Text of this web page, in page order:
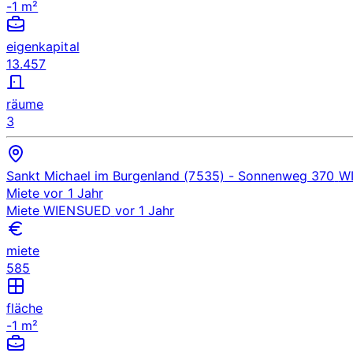
-1 m²
eigenkapital
13.457
räume
3
Sankt Michael im Burgenland (7535) - Sonnenweg 370
Miete vor 1 Jahr
Miete WIENSUED vor 1 Jahr
miete
585
fläche
-1 m²